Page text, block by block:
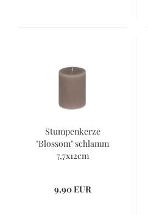
Stumpenkerze
"Blossom" schlamm
7,7x12cm
9,90 EUR